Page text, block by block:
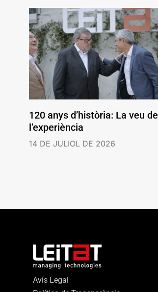
120 anys d’història: La veu de
l’experiència
14 DE JULIOL DE 2026
Avís Legal